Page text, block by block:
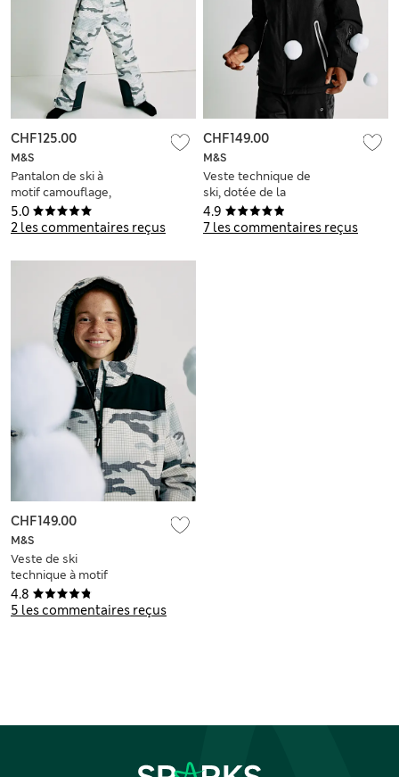
5.0
2 les commentaires reçus
M&S
Pantalon de ski à
motif camouflage,
doté de la
technologie
CHF125.00
4.9
7 les commentaires reçus
M&S
Veste technique de
ski, dotée de la
technologie
Stormwear™ Ultra
CHF149.00
4.8
5 les commentaires reçus
M&S
Veste de ski
technique à motif
camouflage dotée
de la technologie
CHF149.00